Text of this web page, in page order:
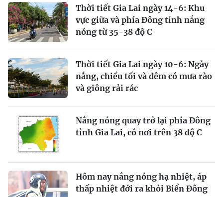
Thời tiết Gia Lai ngày 14-6: Khu
vực giữa và phía Đông tỉnh nắng
nóng từ 35-38 độ C
Thời tiết Gia Lai ngày 10-6: Ngày
nắng, chiều tối và đêm có mưa rào
và giông rải rác
Nắng nóng quay trở lại phía Đông
tỉnh Gia Lai, có nơi trên 38 độ C
Hôm nay nắng nóng hạ nhiệt, áp
thấp nhiệt đới ra khỏi Biển Đông